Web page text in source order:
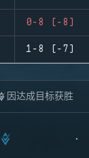
0-8 (-8)
1-8 (-7)
因达成目标获胜